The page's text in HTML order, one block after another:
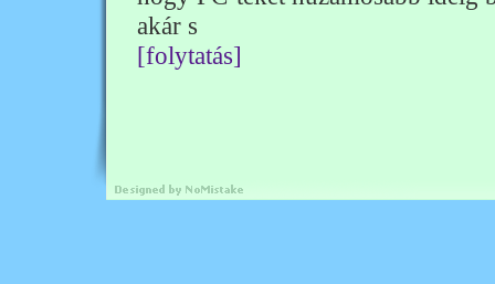
akár s
[folytatás]